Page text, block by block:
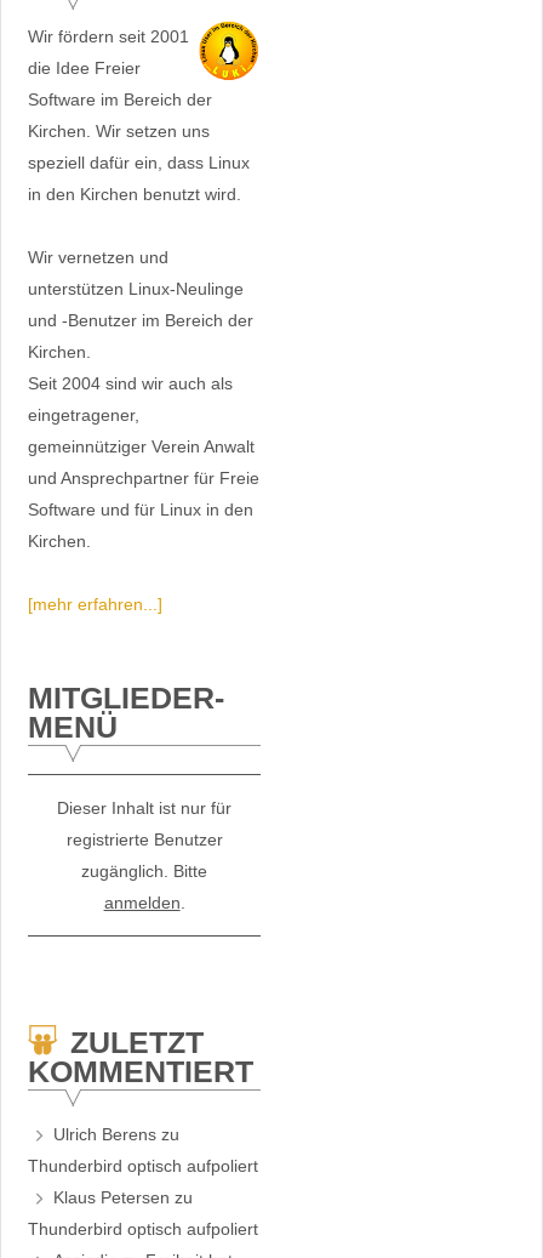
Wir fördern seit 2001
die Idee Freier
Software im Bereich der
Kirchen. Wir setzen uns
speziell dafür ein, dass Linux
in den Kirchen benutzt wird.
Wir vernetzen und
unterstützen Linux-Neulinge
und -Benutzer im Bereich der
Kirchen.
Seit 2004 sind wir auch als
eingetragener,
gemeinnütziger Verein Anwalt
und Ansprechpartner für Freie
Software und für Linux in den
Kirchen.
[mehr erfahren...]
MITGLIEDER-
MENÜ
Dieser Inhalt ist nur für
registrierte Benutzer
zugänglich. Bitte
anmelden
ZULETZT
KOMMENTIERT
Ulrich Berens zu
Thunderbird optisch aufpoliert
Klaus Petersen zu
Thunderbird optisch aufpoliert